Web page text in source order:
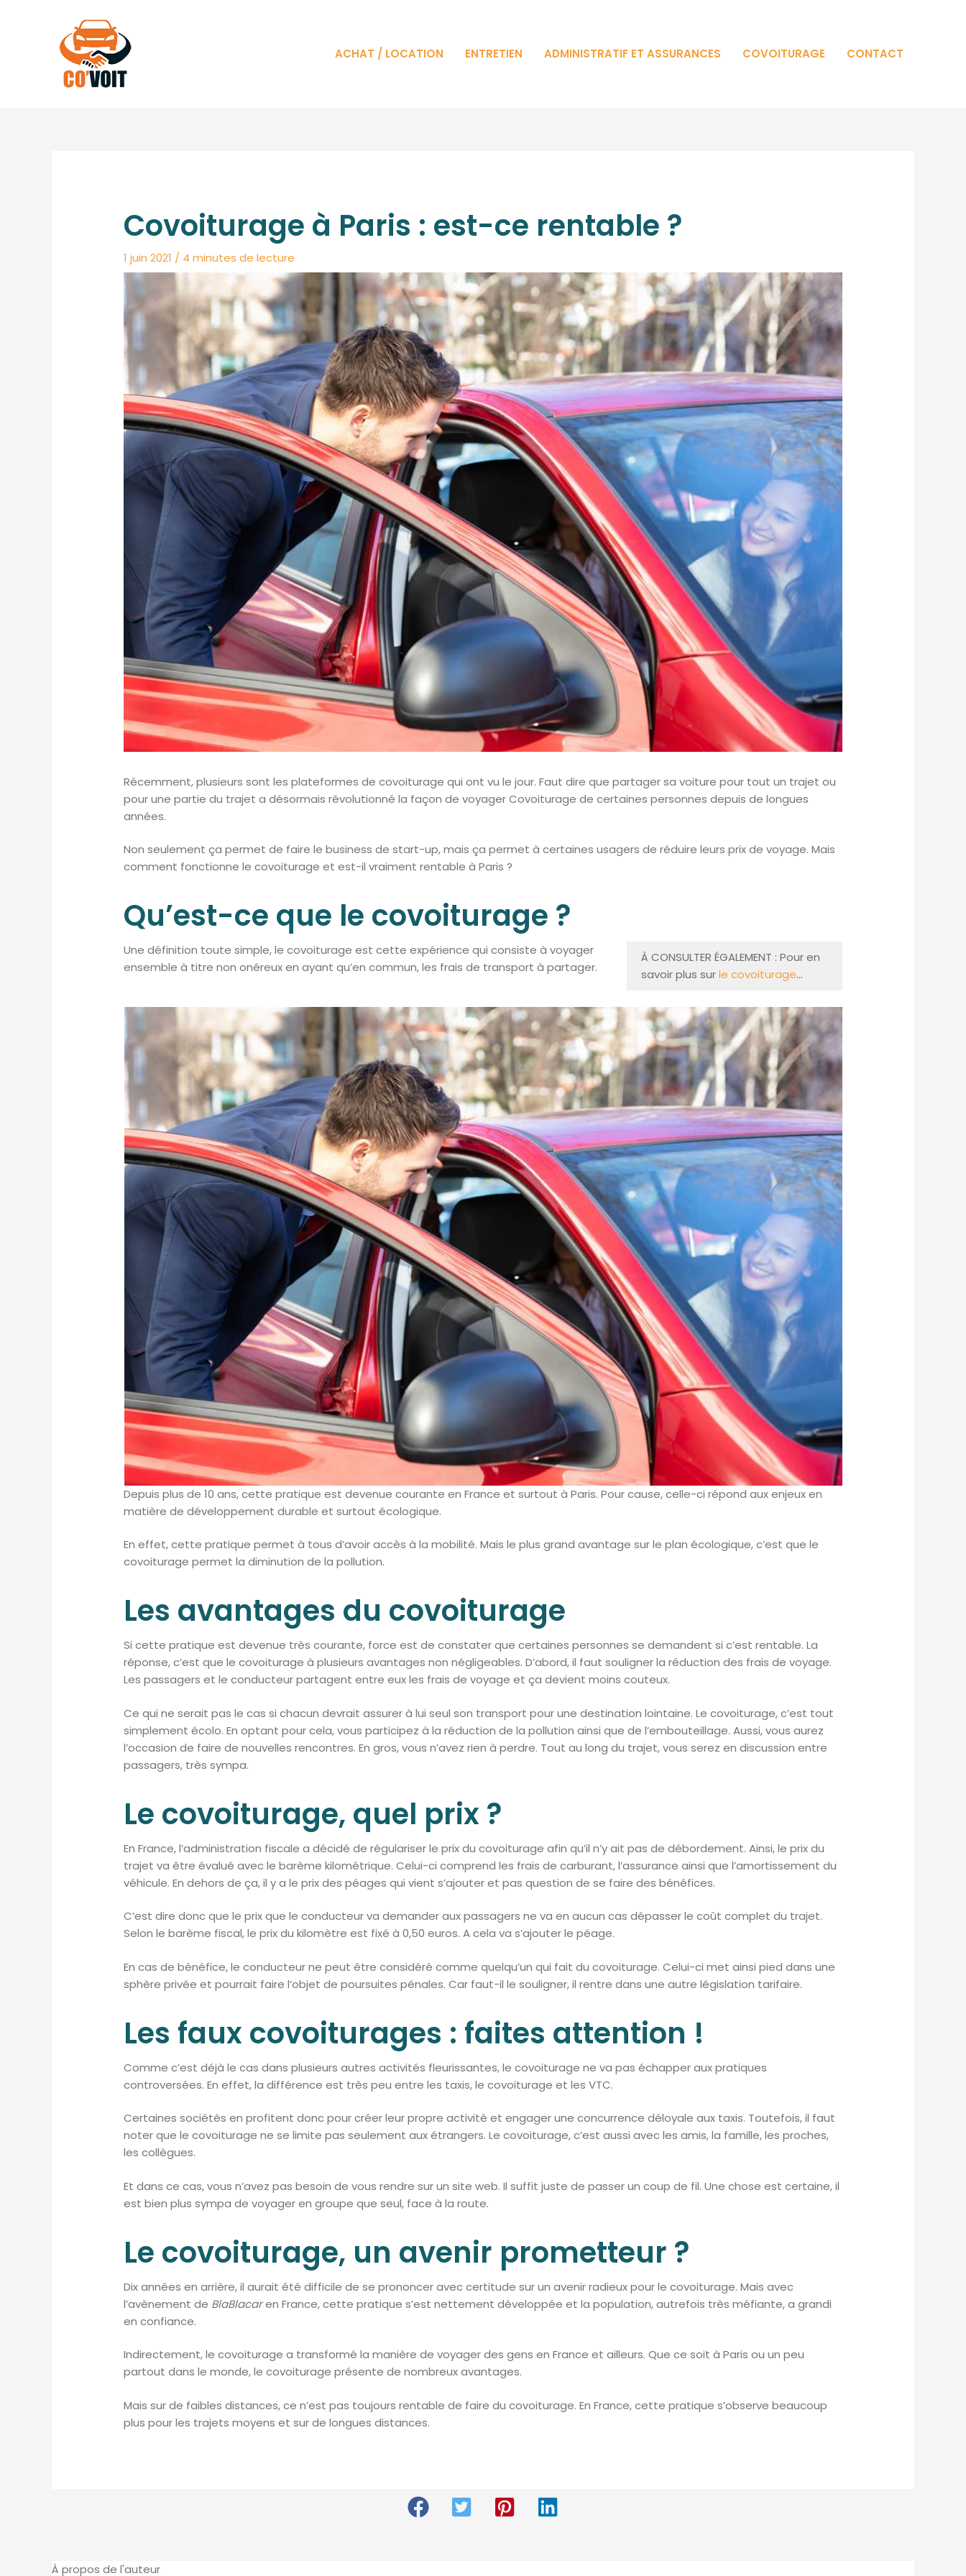
ACHAT / LOCATION ENTRETIEN ADMINISTRATIF ET ASSURANCES COVOITURAGE CONTACT
Covoiturage à Paris : est-ce rentable ?
1 juin 2021 / 4 minutes de lecture
Récemment, plusieurs sont les plateformes de covoiturage qui ont vu le jour. Faut dire que partager sa voiture pour tout un trajet ou
pour une partie du trajet a désormais révolutionné la façon de voyager Covoiturage de certaines personnes depuis de longues
années.
Non seulement ça permet de faire le business de start-up, mais ça permet à certaines usagers de réduire leurs prix de voyage. Mais
comment fonctionne le covoiturage et est-il vraiment rentable à Paris ?
Qu’est-ce que le covoiturage ?
À CONSULTER ÉGALEMENT : Pour en
savoir plus surle covoiturage…
Une définition toute simple, le covoiturage est cette expérience qui consiste à voyager
ensemble à titre non onéreux en ayant qu’en commun, les frais de transport à partager.
Depuis plus de 10 ans, cette pratique est devenue courante en France et surtout à Paris. Pour cause, celle-ci répond aux enjeux en
matière de développement durable et surtout écologique.
En effet, cette pratique permet à tous d’avoir accès à la mobilité. Mais le plus grand avantage sur le plan écologique, c’est que le
covoiturage permet la diminution de la pollution.
Les avantages du covoiturage
Si cette pratique est devenue très courante, force est de constater que certaines personnes se demandent si c’est rentable. La
réponse, c’est que le covoiturage à plusieurs avantages non négligeables. D’abord, il faut souligner la réduction des frais de voyage.
Les passagers et le conducteur partagent entre eux les frais de voyage et ça devient moins couteux.
Ce qui ne serait pas le cas si chacun devrait assurer à lui seul son transport pour une destination lointaine. Le covoiturage, c’est tout
simplement écolo. En optant pour cela, vous participez à la réduction de la pollution ainsi que de l’embouteillage. Aussi, vous aurez
l’occasion de faire de nouvelles rencontres. En gros, vous n’avez rien à perdre. Tout au long du trajet, vous serez en discussion entre
passagers, très sympa.
Le covoiturage, quel prix ?
En France, l’administration fiscale a décidé de régulariser le prix du covoiturage afin qu’il n’y ait pas de débordement. Ainsi, le prix du
trajet va être évalué avec le barème kilométrique. Celui-ci comprend les frais de carburant, l’assurance ainsi que l’amortissement du
véhicule. En dehors de ça, il y a le prix des péages qui vient s’ajouter et pas question de se faire des bénéfices.
C’est dire donc que le prix que le conducteur va demander aux passagers ne va en aucun cas dépasser le coût complet du trajet.
Selon le barème fiscal, le prix du kilomètre est fixé à 0,50 euros. A cela va s’ajouter le péage.
En cas de bénéfice, le conducteur ne peut être considéré comme quelqu’un qui fait du covoiturage. Celui-ci met ainsi pied dans une
sphère privée et pourrait faire l’objet de poursuites pénales. Car faut-il le souligner, il rentre dans une autre législation tarifaire.
Les faux covoiturages : faites attention !
Comme c’est déjà le cas dans plusieurs autres activités fleurissantes, le covoiturage ne va pas échapper aux pratiques
controversées. En effet, la différence est très peu entre les taxis, le covoiturage et les VTC.
Certaines sociétés en profitent donc pour créer leur propre activité et engager une concurrence déloyale aux taxis. Toutefois, il faut
noter que le covoiturage ne se limite pas seulement aux étrangers. Le covoiturage, c’est aussi avec les amis, la famille, les proches,
les collègues.
Et dans ce cas, vous n’avez pas besoin de vous rendre sur un site web. Il suffit juste de passer un coup de fil. Une chose est certaine, il
est bien plus sympa de voyager en groupe que seul, face à la route.
Le covoiturage, un avenir prometteur ?
Dix années en arrière, il aurait été difficile de se prononcer avec certitude sur un avenir radieux pour le covoiturage. Mais avec
l’avènement de BlaBlacaren France, cette pratique s’est nettement développée et la population, autrefois très méfiante, a grandi
en confiance.
Indirectement, le covoiturage a transformé la manière de voyager des gens en France et ailleurs. Que ce soit à Paris ou un peu
partout dans le monde, le covoiturage présente de nombreux avantages.
Mais sur de faibles distances, ce n’est pas toujours rentable de faire du covoiturage. En France, cette pratique s’observe beaucoup
plus pour les trajets moyens et sur de longues distances.
À propos de l'auteur